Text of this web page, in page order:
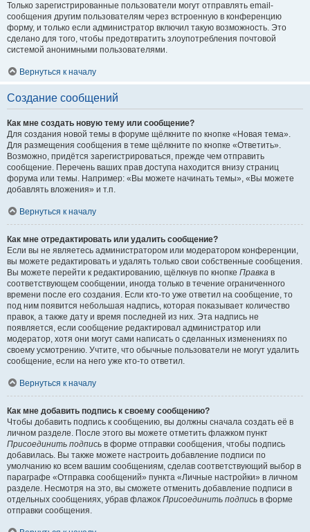
Только зарегистрированные пользователи могут отправлять email-
сообщения другим пользователям через встроенную в конференцию
форму, и только если администратор включил такую возможность. Это
сделано для того, чтобы предотвратить злоупотребления почтовой
системой анонимными пользователями.
Вернуться к началу
Создание сообщений
Как мне создать новую тему или сообщение?
Для создания новой темы в форуме щёлкните по кнопке «Новая тема».
Для размещения сообщения в теме щёлкните по кнопке «Ответить».
Возможно, придётся зарегистрироваться, прежде чем отправить
сообщение. Перечень ваших прав доступа находится внизу страниц
форума или темы. Например: «Вы можете начинать темы», «Вы можете
добавлять вложения» и т.п.
Вернуться к началу
Как мне отредактировать или удалить сообщение?
Если вы не являетесь администратором или модератором конференции,
вы можете редактировать и удалять только свои собственные сообщения.
Вы можете перейти к редактированию, щёлкнув по кнопке Правка в
соответствующем сообщении, иногда только в течение ограниченного
времени после его создания. Если кто-то уже ответил на сообщение, то
под ним появится небольшая надпись, которая показывает количество
правок, а также дату и время последней из них. Эта надпись не
появляется, если сообщение редактировал администратор или
модератор, хотя они могут сами написать о сделанных изменениях по
своему усмотрению. Учтите, что обычные пользователи не могут удалить
сообщение, если на него уже кто-то ответил.
Вернуться к началу
Как мне добавить подпись к своему сообщению?
Чтобы добавить подпись к сообщению, вы должны сначала создать её в
личном разделе. После этого вы можете отметить флажком пункт
Присоединить подпись в форме отправки сообщения, чтобы подпись
добавилась. Вы также можете настроить добавление подписи по
умолчанию ко всем вашим сообщениям, сделав соответствующий выбор в
параграфе «Отправка сообщений» пункта «Личные настройки» в личном
разделе. Несмотря на это, вы сможете отменить добавление подписи в
отдельных сообщениях, убрав флажок Присоединить подпись в форме
отправки сообщения.